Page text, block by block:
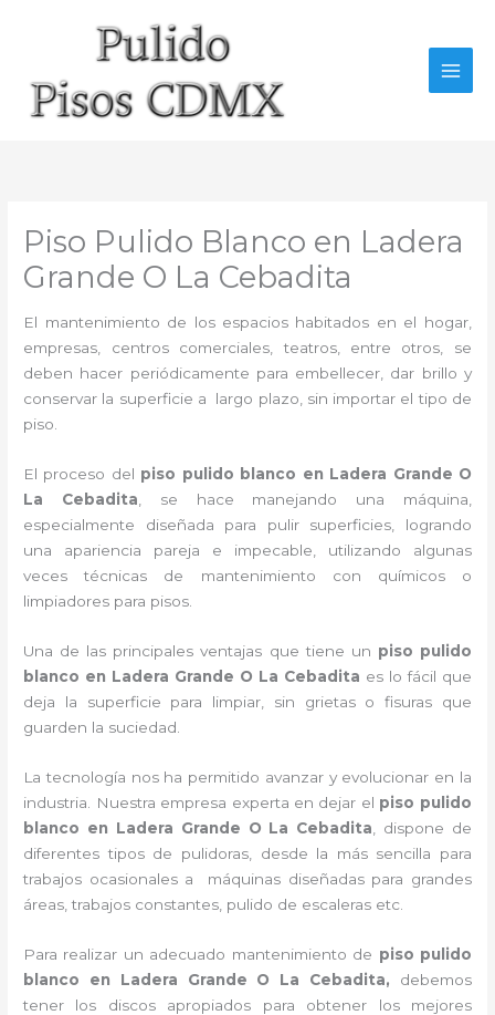
Piso Pulido Blanco en Ladera
Grande O La Cebadita
El mantenimiento de los espacios habitados en el hogar,
empresas, centros comerciales, teatros, entre otros, se
deben hacer periódicamente para embellecer, dar brillo y
conservar la superficie a largo plazo, sin importar el tipo de
piso.
El proceso del piso pulido blanco en Ladera Grande O
La Cebadita , se hace manejando una máquina,
especialmente diseñada para pulir superficies, logrando
una apariencia pareja e impecable, utilizando algunas
veces técnicas de mantenimiento con químicos o
limpiadores para pisos.
Una de las principales ventajas que tiene un piso pulido
blanco en Ladera Grande O La Cebadita es lo fácil que
deja la superficie para limpiar, sin grietas o fisuras que
guarden la suciedad.
La tecnología nos ha permitido avanzar y evolucionar en la
industria. Nuestra empresa experta en dejar el piso pulido
blanco en Ladera Grande O La Cebadita , dispone de
diferentes tipos de pulidoras, desde la más sencilla para
trabajos ocasionales a máquinas diseñadas para grandes
áreas, trabajos constantes, pulido de escaleras etc.
Para realizar un adecuado mantenimiento de piso pulido
blanco en Ladera Grande O La Cebadita, debemos
tener los discos apropiados para obtener los mejores